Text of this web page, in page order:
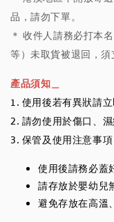
品，請勿下單。
＊ 收件人請務必打本
等）未取貨被退回，
產品須知＿
1. 使用後若有異狀請
2. 請勿使用於傷口、
3. 保管及使用注意事項
使用後請務必蓋
請存放於嬰幼兒
避免存放在高溫